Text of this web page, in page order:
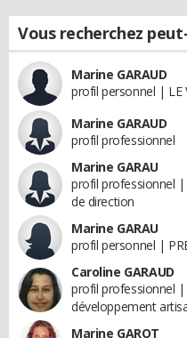
Vous recherchez
Marine GARAUD
profil personnel | LE
Marine GARAUD
profil professionnel
Marine GARAU
profil professionnel |
de direction
Marine GARAU
profil personnel |
Caroline GARAUD
profil professionnel |
développement
Marine GAROT